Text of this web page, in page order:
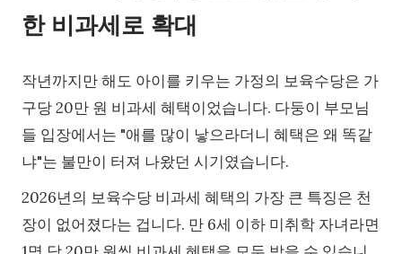
한 비과세로 확대
작년까지만 해도 아이를 키우는 가정의 보육수당은 가
구당 20만 원 비과세 혜택이었습니다. 다둥이 부모님
들 입장에서는 "애를 많이 낳으라더니 혜택은 왜 똑같
냐"는 불만이 터져 나왔던 시기였습니다.
2026년의 보육수당 비과세 혜택의 가장 큰 특징은 천
장이 없어졌다는 겁니다. 만 6세 이하 미취학 자녀라면